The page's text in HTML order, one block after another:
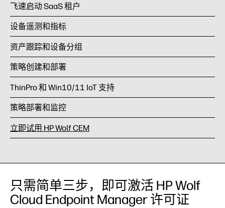
飞速启动 SaaS 租户
设备遥测和指标
资产跟踪和设备分组
策略创建和部署
ThinPro 和 Win10/11 IoT 支持
策略部署和监控
立即试用 HP Wolf CEM
只需简单三步，即可激活 HP Wolf
Cloud Endpoint Manager 许可证